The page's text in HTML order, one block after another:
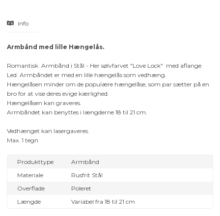
info
Armbånd med lille Hængelås.
Romantisk Armbånd i Stål - Her sølvfarvet "Love Lock" med aflange
Led. Armbåndet er med en lille hængelås som vedhæng.
Hængelåsen minder om de populære hængelåse, som par sætter på en
bro for at vise deres evige kærlighed.
Hængelåsen kan graveres.
Armbåndet kan benyttes i længderne 18 til 21 cm.
Vedhænget kan lasergaveres.
Max. 1 tegn
Produkttype
Armbånd
Materiale
Rusfrit Stål
Overflade
Poleret
Længde
Variabel fra 18 til 21 cm